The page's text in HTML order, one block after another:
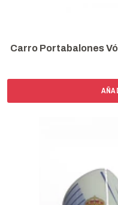
Carro Portabalones